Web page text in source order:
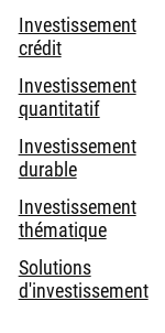
Investissement
crédit
Investissement
quantitatif
Investissement
durable
Investissement
thématique
Solutions
d'investissement